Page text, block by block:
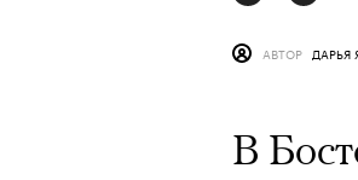
АВТОР ДАРЬЯ
В